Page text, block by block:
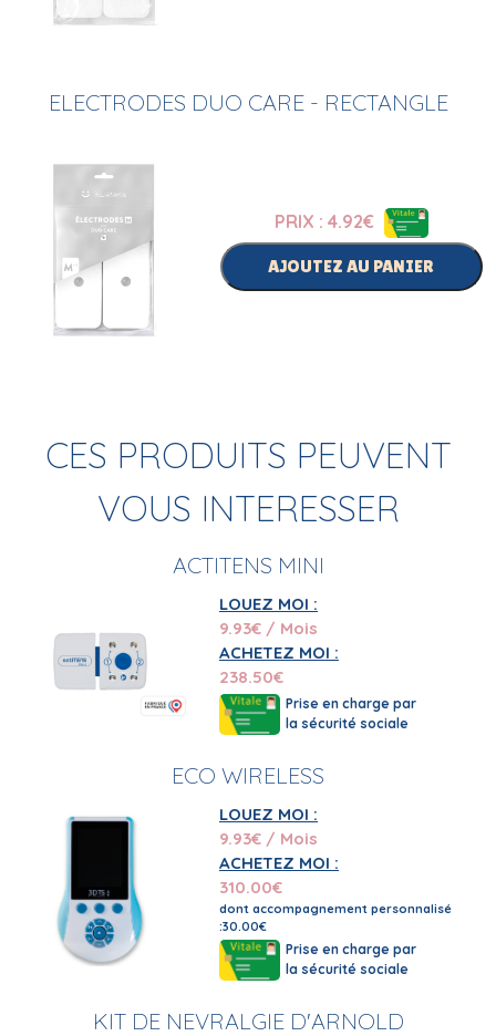
ELECTRODES DUO CARE - RECTANGLE
PRIX : 4.92€
AJOUTEZ AU PANIER
CES PRODUITS PEUVENT
VOUS INTERESSER
ACTITENS MINI
LOUEZ MOI :
9.93€ / Mois
ACHETEZ MOI :
238.50€
Prise en charge par
la sécurité sociale
ECO WIRELESS
LOUEZ MOI :
9.93€ / Mois
ACHETEZ MOI :
310.00€
dont accompagnement personnalisé
:30.00€
Prise en charge par
la sécurité sociale
KIT DE NEVRALGIE D'ARNOLD